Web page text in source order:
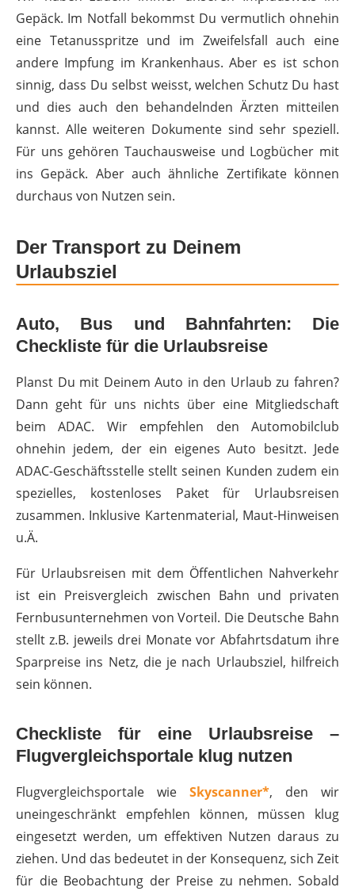
Gepäck. Im Notfall bekommst Du vermutlich ohnehin
eine Tetanusspritze und im Zweifelsfall auch eine
andere Impfung im Krankenhaus. Aber es ist schon
sinnig, dass Du selbst weisst, welchen Schutz Du hast
und dies auch den behandelnden Ärzten mitteilen
kannst. Alle weiteren Dokumente sind sehr speziell.
Für uns gehören Tauchausweise und Logbücher mit
ins Gepäck. Aber auch ähnliche Zertifikate können
durchaus von Nutzen sein.
Der Transport zu Deinem
Urlaubsziel
Auto, Bus und Bahnfahrten: Die
Checkliste für die Urlaubsreise
Planst Du mit Deinem Auto in den Urlaub zu fahren?
Dann geht für uns nichts über eine Mitgliedschaft
beim ADAC. Wir empfehlen den Automobilclub
ohnehin jedem, der ein eigenes Auto besitzt. Jede
ADAC-Geschäftsstelle stellt seinen Kunden zudem ein
spezielles, kostenloses Paket für Urlaubsreisen
zusammen. Inklusive Kartenmaterial, Maut-Hinweisen
u.Ä.
Für Urlaubsreisen mit dem Öffentlichen Nahverkehr
ist ein Preisvergleich zwischen Bahn und privaten
Fernbusunternehmen von Vorteil. Die Deutsche Bahn
stellt z.B. jeweils drei Monate vor Abfahrtsdatum ihre
Sparpreise ins Netz, die je nach Urlaubsziel, hilfreich
sein können.
Checkliste für eine Urlaubsreise –
Flugvergleichsportale klug nutzen
Flugvergleichsportale wie Skyscanner*, den wir
uneingeschränkt empfehlen können, müssen klug
eingesetzt werden, um effektiven Nutzen daraus zu
ziehen. Und das bedeutet in der Konsequenz, sich Zeit
für die Beobachtung der Preise zu nehmen. Sobald